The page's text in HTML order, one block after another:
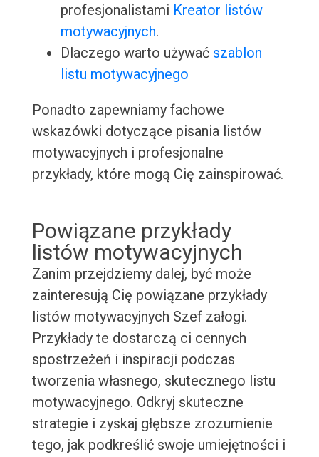
profesjonalistami Kreator listów
motywacyjnych.
Dlaczego warto używać szablon
listu motywacyjnego
Ponadto zapewniamy fachowe
wskazówki dotyczące pisania listów
motywacyjnych i profesjonalne
przykłady, które mogą Cię zainspirować.
Powiązane przykłady
listów motywacyjnych
Zanim przejdziemy dalej, być może
zainteresują Cię powiązane przykłady
listów motywacyjnych Szef załogi.
Przykłady te dostarczą ci cennych
spostrzeżeń i inspiracji podczas
tworzenia własnego, skutecznego listu
motywacyjnego. Odkryj skuteczne
strategie i zyskaj głębsze zrozumienie
tego, jak podkreślić swoje umiejętności i